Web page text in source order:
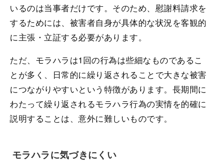
いるのは当事者だけです。そのため、慰謝料請求を
するためには、被害者自身が具体的な状況を客観的
に主張・立証する必要があります。
ただ、モラハラは1回の行為は些細なものであるこ
とが多く、日常的に繰り返されることで大きな被害
につながりやすいという特徴があります。長期間に
わたって繰り返されるモラハラ行為の実情を的確に
説明することは、意外に難しいものです。
モラハラに気づきにくい